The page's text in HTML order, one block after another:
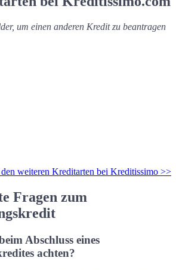
um einen anderen Kredit zu beantragen
weiteren Kreditarten bei Kreditissimo >>
Fragen zum
Abschluss eines
achten?